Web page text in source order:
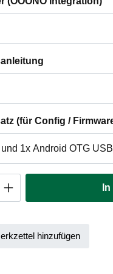
(für Config /
Anzahl: Gib den
hinzufügen